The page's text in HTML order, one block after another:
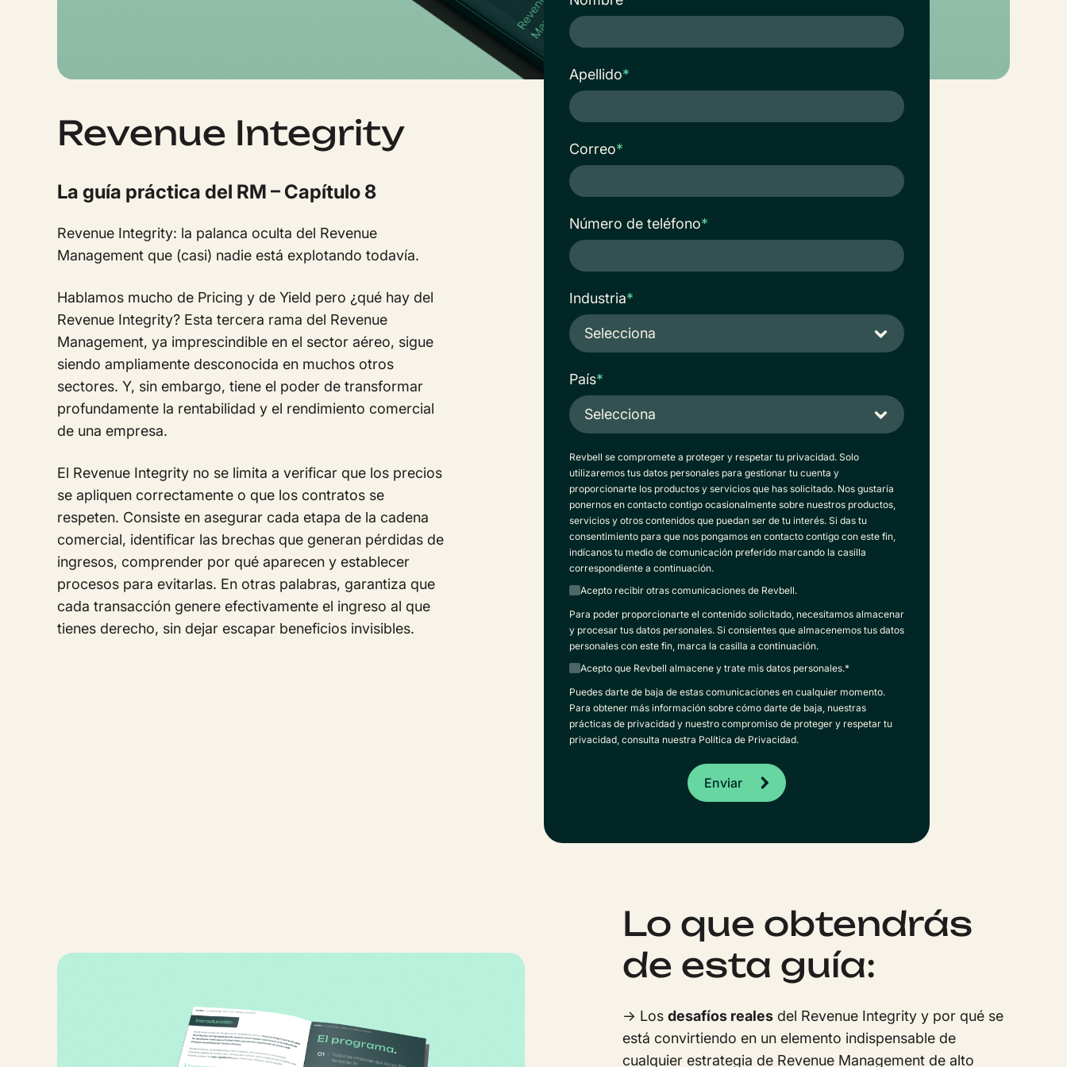
Revenue Integrity
La guía práctica del RM – Capítulo 8
Revenue Integrity: la palanca oculta del Revenue
Management que (casi) nadie está explotando todavía.
Hablamos mucho de Pricing y de Yield pero ¿qué hay del
Revenue Integrity? Esta tercera rama del Revenue
Management, ya imprescindible en el sector aéreo, sigue
siendo ampliamente desconocida en muchos otros
sectores. Y, sin embargo, tiene el poder de transformar
profundamente la rentabilidad y el rendimiento comercial
de una empresa.
El Revenue Integrity no se limita a verificar que los precios
se apliquen correctamente o que los contratos se
respeten. Consiste en asegurar cada etapa de la cadena
comercial, identificar las brechas que generan pérdidas de
ingresos, comprender por qué aparecen y establecer
procesos para evitarlas. En otras palabras, garantiza que
cada transacción genere efectivamente el ingreso al que
tienes derecho, sin dejar escapar beneficios invisibles.
Apellido*
Correo*
Número de teléfono*
Industria*
País*
Revbell se compromete a proteger y respetar tu privacidad. Solo
utilizaremos tus datos personales para gestionar tu cuenta y
proporcionarte los productos y servicios que has solicitado. Nos gustaría
ponernos en contacto contigo ocasionalmente sobre nuestros productos,
servicios y otros contenidos que puedan ser de tu interés. Si das tu
consentimiento para que nos pongamos en contacto contigo con este fin,
indícanos tu medio de comunicación preferido marcando la casilla
correspondiente a continuación.
Acepto recibir otras comunicaciones de Revbell.
Para poder proporcionarte el contenido solicitado, necesitamos almacenar
y procesar tus datos personales. Si consientes que almacenemos tus datos
personales con este fin, marca la casilla a continuación.
Acepto que Revbell almacene y trate mis datos personales.*
Puedes darte de baja de estas comunicaciones en cualquier momento.
Para obtener más información sobre cómo darte de baja, nuestras
prácticas de privacidad y nuestro compromiso de proteger y respetar tu
privacidad, consulta nuestra Política de Privacidad.
Lo que obtendrás
de esta guía:
→ Los desafíos reales del Revenue Integrity y por qué se
está convirtiendo en un elemento indispensable de
cualquier estrategia de Revenue Management de alto